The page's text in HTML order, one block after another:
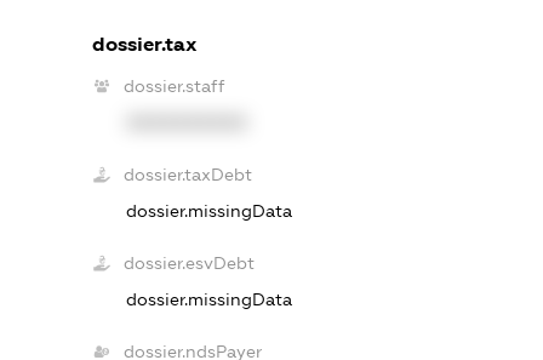
dossier.tax
dossier.staff
dossier.taxDebt
dossier.missingData
dossier.esvDebt
dossier.missingData
dossier.ndsPayer